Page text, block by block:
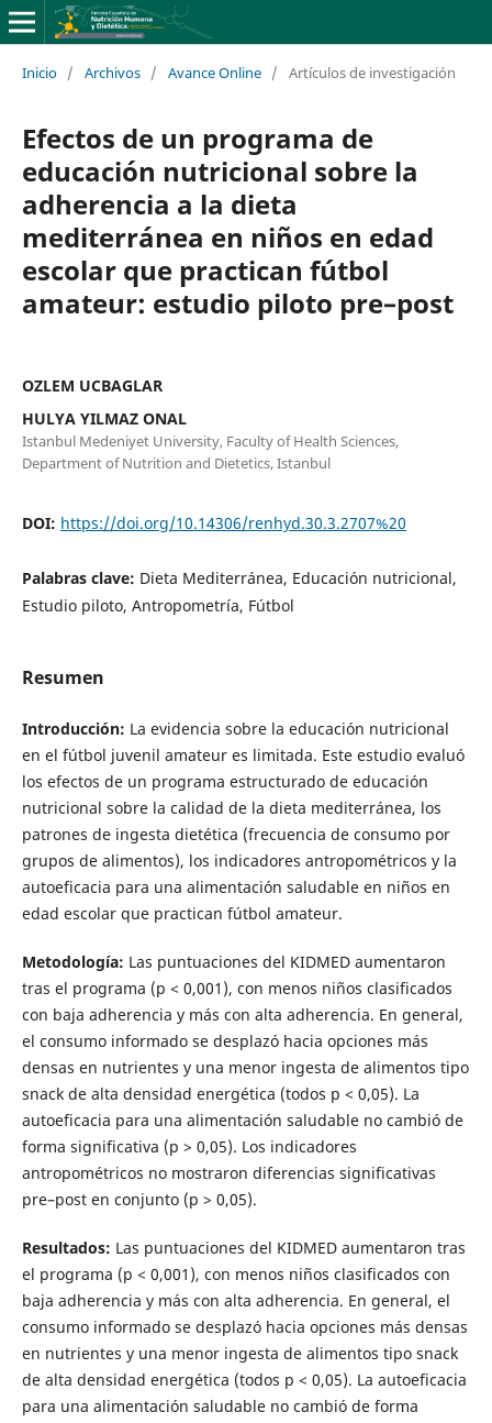
Inicio / Archivos / Avance Online / Artículos de investigación
Efectos de un programa de
educación nutricional sobre la
adherencia a la dieta
mediterránea en niños en edad
escolar que practican fútbol
amateur: estudio piloto pre–post
OZLEM UCBAGLAR
HULYA YILMAZ ONAL
Istanbul Medeniyet University, Faculty of Health Sciences,
Department of Nutrition and Dietetics, Istanbul
DOI: https://doi.org/10.14306/renhyd.30.3.2707%20
Palabras clave: Dieta Mediterránea, Educación nutricional,
Estudio piloto, Antropometría, Fútbol
Resumen
Introducción: La evidencia sobre la educación nutricional
en el fútbol juvenil amateur es limitada. Este estudio evaluó
los efectos de un programa estructurado de educación
nutricional sobre la calidad de la dieta mediterránea, los
patrones de ingesta dietética (frecuencia de consumo por
grupos de alimentos), los indicadores antropométricos y la
autoeficacia para una alimentación saludable en niños en
edad escolar que practican fútbol amateur.
Metodología: Las puntuaciones del KIDMED aumentaron
tras el programa (p < 0,001), con menos niños clasificados
con baja adherencia y más con alta adherencia. En general,
el consumo informado se desplazó hacia opciones más
densas en nutrientes y una menor ingesta de alimentos tipo
snack de alta densidad energética (todos p < 0,05). La
autoeficacia para una alimentación saludable no cambió de
forma significativa (p > 0,05). Los indicadores
antropométricos no mostraron diferencias significativas
pre–post en conjunto (p > 0,05).
Resultados: Las puntuaciones del KIDMED aumentaron tras
el programa (p < 0,001), con menos niños clasificados con
baja adherencia y más con alta adherencia. En general, el
consumo informado se desplazó hacia opciones más densas
en nutrientes y una menor ingesta de alimentos tipo snack
de alta densidad energética (todos p < 0,05). La autoeficacia
para una alimentación saludable no cambió de forma